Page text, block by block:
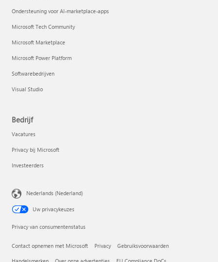
Ondersteuning voor AI-marketplace-apps
Microsoft Tech Community
Microsoft Marketplace
Microsoft Power Platform
Softwarebedrijven
Visual Studio
Bedrijf
Vacatures
Privacy bij Microsoft
Investeerders
Nederlands (Nederland)
Uw privacykeuzes
Privacy van consumentenstatus
Contact opnemen met Microsoft Privacy Gebruiksvoorwaarden